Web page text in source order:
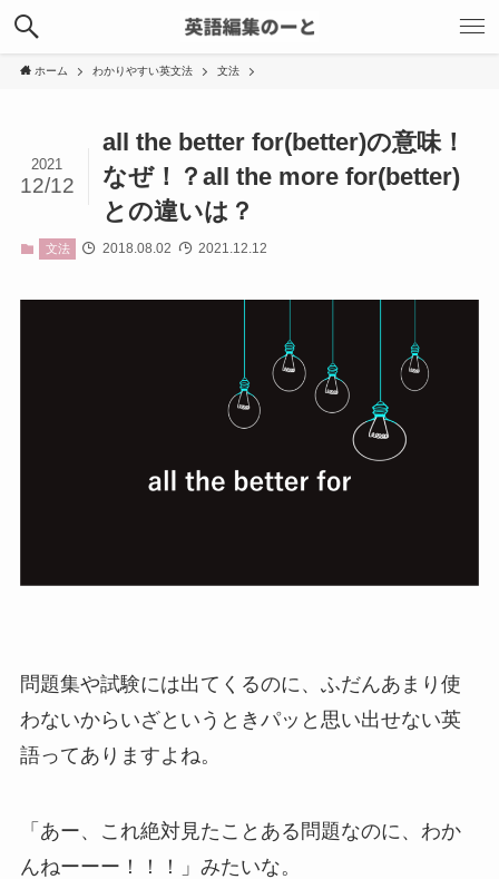
ホーム わかりやすい英文法 文法
all the better for(better)の意味！
なぜ！？all the more for(better)
との違いは？
2021
12/12
文法 2018.08.02 2021.12.12
問題集や試験には出てくるのに、ふだんあまり使
わないからいざというときパッと思い出せない英
語ってありますよね。
「あー、これ絶対見たことある問題なのに、わか
んねーーー！！！」みたいな。